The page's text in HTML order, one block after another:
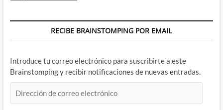
RECIBE BRAINSTOMPING POR EMAIL
Introduce tu correo electrónico para suscribirte a este
Brainstomping y recibir notificaciones de nuevas entradas.
de